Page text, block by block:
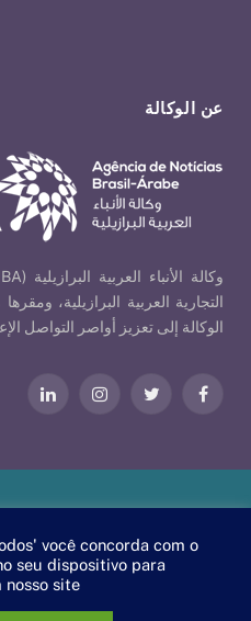
عن الوكالة
التجارية العربية البرازيلية،
الوكالة إلى تعزيز أواصر التواصل
فيسبوكتويتر الانستغراملينكدإن
você concorda com o
seu dispositivo para
nosso site